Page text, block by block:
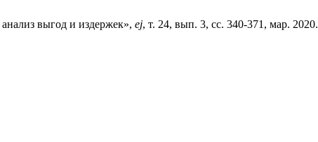
выгод и издержек», ej, т. 24, вып. 3, сс. 340-371, мар. 2020.